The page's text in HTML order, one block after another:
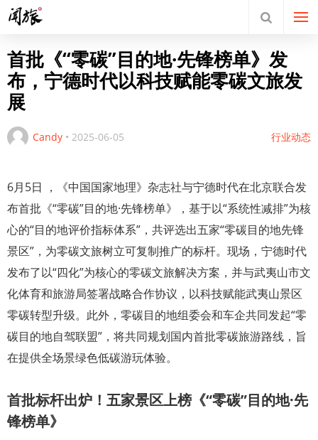
首批《“零碳”目的地·先锋榜单》发
布，宁德时代以科技赋能零碳文旅发
展
Candy • 2025-06-05 行业动态
6月5日 ， 《中国国家地理》杂志社与宁德时代在北京联合发
布首批《“零碳”目的地·先锋榜单》，基于以“系统性减排”为核
心的“目的地评价指标体系”，共评选出五家“零碳目的地先锋
景区”，为零碳文旅树立可复制推广的标杆。现场，宁德时代
发布了以“四化”为核心的零碳文旅解决方案，并与武夷山市文
化体育和旅游局签署战略合作协议，以科技赋能武夷山景区
零碳转型升级。此外，零碳目的地组委会和车企共同发起“零
碳目的地自驾联盟”，将共同规划国内首批零碳旅游路线，旨
在提供全场景绿色低碳游玩体验。
首批标杆出炉！五家景区上榜《“零碳”目的地·先
锋榜单》